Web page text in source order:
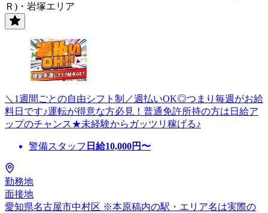
Ｒ)・岩塚エリア
＼1週間ごとの自由シフト制／週払いOK◎つまり毎週がお給
料日です♪運転が得意な方必見！普通免許所持の方は日給ア
ップのチャンス★未経験からガッツリ稼げる♪
警備スタッフ 日給10,000円〜
勤務地
面接地
愛知県名古屋市中村区 ※本原稿内の駅・エリア名は実際の